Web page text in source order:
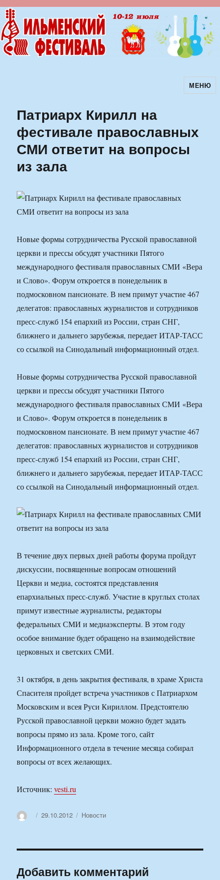
Ильменский фестиваль авторскойМЕНЮ
Патриарх Кирилл на
фестивале православных
СМИ ответит на вопросы
из зала
Новые формы сотрудничества Русской православной
церкви и прессы обсудят участники Пятого
международного фестиваля православных СМИ «Вера
и Слово». Форум откроется в понедельник в
подмосковном пансионате. В нем примут участие 467
делегатов: православных журналистов и сотрудников
пресс-служб 154 епархий из России, стран СНГ,
ближнего и дальнего зарубежья, передает ИТАР-ТАСС
со ссылкой на Синодальный информационный отдел.
Новые формы сотрудничества Русской православной
церкви и прессы обсудят участники Пятого
международного фестиваля православных СМИ «Вера
и Слово». Форум откроется в понедельник в
подмосковном пансионате. В нем примут участие 467
делегатов: православных журналистов и сотрудников
пресс-служб 154 епархий из России, стран СНГ,
ближнего и дальнего зарубежья, передает ИТАР-ТАСС
со ссылкой на Синодальный информационный отдел.
В течение двух первых дней работы форума пройдут
дискуссии, посвященные вопросам отношений
Церкви и медиа, состоятся представления
епархиальных пресс-служб. Участие в круглых столах
примут известные журналисты, редакторы
федеральных СМИ и медиаэксперты. В этом году
особое внимание будет обращено на взаимодействие
церковных и светских СМИ.
31 октября, в день закрытия фестиваля, в храме Христа
Спасителя пройдет встреча участников с Патриархом
Московским и всея Руси Кириллом. Предстоятелю
Русской православной церкви можно будет задать
вопросы прямо из зала. Кроме того, сайт
Информационного отдела в течение месяца собирал
вопросы от всех желающих.
Источник:vesti.ru
АвторОпубликовано
29.10.2012 Рубрики
Новости
Добавить комментарий